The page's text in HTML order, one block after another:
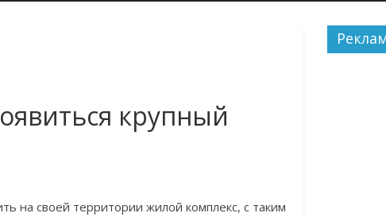
крупный
на своей территории жилой комплекс, с таким